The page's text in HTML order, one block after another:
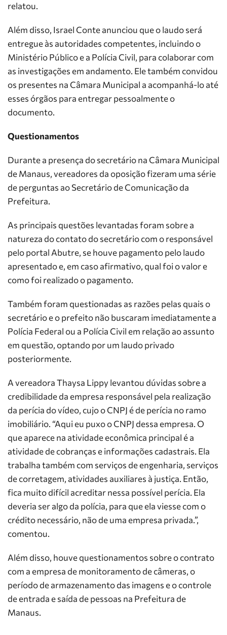
relatou.
Além disso, Israel Conte anunciou que o laudo será
entregue às autoridades competentes, incluindo o
Ministério Público e a Polícia Civil, para colaborar com
as investigações em andamento. Ele também convidou
os presentes na Câmara Municipal a acompanhá-lo até
esses órgãos para entregar pessoalmente o
documento.
Questionamentos
Durante a presença do secretário na Câmara Municipal
de Manaus, vereadores da oposição fizeram uma série
de perguntas ao Secretário de Comunicação da
Prefeitura.
As principais questões levantadas foram sobre a
natureza do contato do secretário com o responsável
pelo portal Abutre, se houve pagamento pelo laudo
apresentado e, em caso afirmativo, qual foi o valor e
como foi realizado o pagamento.
Também foram questionadas as razões pelas quais o
secretário e o prefeito não buscaram imediatamente a
Polícia Federal ou a Polícia Civil em relação ao assunto
em questão, optando por um laudo privado
posteriormente.
A vereadora Thaysa Lippy levantou dúvidas sobre a
credibilidade da empresa responsável pela realização
da perícia do vídeo, cujo o CNPJ é de perícia no ramo
imobiliário. “Aqui eu puxo o CNPJ dessa empresa. O
que aparece na atividade econômica principal é a
atividade de cobranças e informações cadastrais. Ela
trabalha também com serviços de engenharia, serviços
de corretagem, atividades auxiliares à justiça. Então,
fica muito difícil acreditar nessa possível perícia. Ela
deveria ser algo da polícia, para que ela viesse com o
crédito necessário, não de uma empresa privada.”,
comentou.
Além disso, houve questionamentos sobre o contrato
com a empresa de monitoramento de câmeras, o
período de armazenamento das imagens e o controle
de entrada e saída de pessoas na Prefeitura de
Manaus.